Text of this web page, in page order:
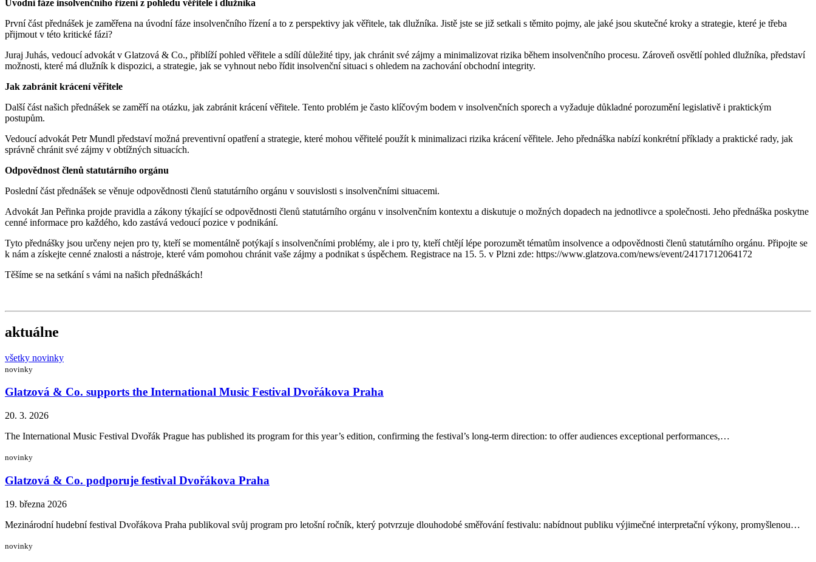
Úvodní fáze insolvenčního řízení z pohledu věřitele i dlužníka
První část přednášek je zaměřena na úvodní fáze insolvenčního řízení a to z perspektivy jak věřitele, tak dlužníka. Jistě jste se již setkali s těmito pojmy, ale jaké jsou skutečné kroky a strategie, které je třeba
přijmout v této kritické fázi?
Juraj Juhás, vedoucí advokát v Glatzová & Co., přiblíží pohled věřitele a sdílí důležité tipy, jak chránit své zájmy a minimalizovat rizika během insolvenčního procesu. Zároveň osvětlí pohled dlužníka, představí
možnosti, které má dlužník k dispozici, a strategie, jak se vyhnout nebo řídit insolvenční situaci s ohledem na zachování obchodní integrity.
Jak zabránit krácení věřitele
Další část našich přednášek se zaměří na otázku, jak zabránit krácení věřitele. Tento problém je často klíčovým bodem v insolvenčních sporech a vyžaduje důkladné porozumění legislativě i praktickým
postupům.
Vedoucí advokát Petr Mundl představí možná preventivní opatření a strategie, které mohou věřitelé použít k minimalizaci rizika krácení věřitele. Jeho přednáška nabízí konkrétní příklady a praktické rady, jak
správně chránit své zájmy v obtížných situacích.
Odpovědnost členů statutárního orgánu
Poslední část přednášek se věnuje odpovědnosti členů statutárního orgánu v souvislosti s insolvenčními situacemi.
Advokát Jan Peřinka projde pravidla a zákony týkající se odpovědnosti členů statutárního orgánu v insolvenčním kontextu a diskutuje o možných dopadech na jednotlivce a společnosti. Jeho přednáška poskytne
cenné informace pro každého, kdo zastává vedoucí pozice v podnikání.
Tyto přednášky jsou určeny nejen pro ty, kteří se momentálně potýkají s insolvenčními problémy, ale i pro ty, kteří chtějí lépe porozumět tématům insolvence a odpovědnosti členů statutárního orgánu. Připojte se
k nám a získejte cenné znalosti a nástroje, které vám pomohou chránit vaše zájmy a podnikat s úspěchem. Registrace na 15. 5. v Plzni zde: https://www.glatzova.com/news/event/24171712064172
Těšíme se na setkání s vámi na našich přednáškách!
aktuálne
všetky novinky
novinky
Glatzová & Co. supports the International Music Festival Dvořákova Praha
20. 3. 2026
The International Music Festival Dvořák Prague has published its program for this year’s edition, confirming the festival’s long-term direction: to offer audiences exceptional performances,…
novinky
Glatzová & Co. podporuje festival Dvořákova Praha
19. března 2026
Mezinárodní hudební festival Dvořákova Praha publikoval svůj program pro letošní ročník, který potvrzuje dlouhodobé směřování festivalu: nabídnout publiku výjimečné interpretační výkony, promyšlenou…
novinky